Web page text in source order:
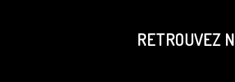
RETROUVEZ